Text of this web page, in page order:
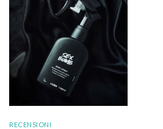
RECENSIONI